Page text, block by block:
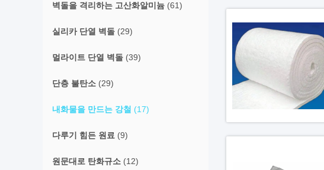
벽돌을 격리하는 고산화알미늄 (61)
실리카 단열 벽돌 (29)
멀라이트 단열 벽돌 (39)
단층 불탄소 (29)
내화물을 만드는 강철 (17)
다루기 힘든 원료 (9)
원문대로 탄화규소 (12)